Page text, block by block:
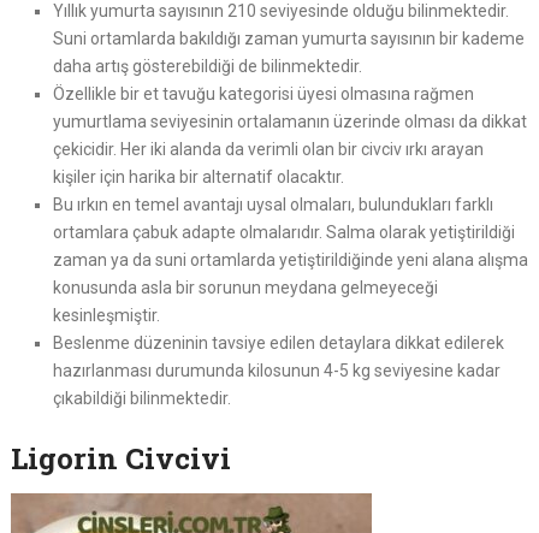
Yıllık yumurta sayısının 210 seviyesinde olduğu bilinmektedir.
Suni ortamlarda bakıldığı zaman yumurta sayısının bir kademe
daha artış gösterebildiği de bilinmektedir.
Özellikle bir et tavuğu kategorisi üyesi olmasına rağmen
yumurtlama seviyesinin ortalamanın üzerinde olması da dikkat
çekicidir. Her iki alanda da verimli olan bir civciv ırkı arayan
kişiler için harika bir alternatif olacaktır.
Bu ırkın en temel avantajı uysal olmaları, bulundukları farklı
ortamlara çabuk adapte olmalarıdır. Salma olarak yetiştirildiği
zaman ya da suni ortamlarda yetiştirildiğinde yeni alana alışma
konusunda asla bir sorunun meydana gelmeyeceği
kesinleşmiştir.
Beslenme düzeninin tavsiye edilen detaylara dikkat edilerek
hazırlanması durumunda kilosunun 4-5 kg seviyesine kadar
çıkabildiği bilinmektedir.
Ligorin Civcivi